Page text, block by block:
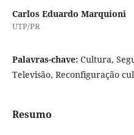
Carlos Eduardo Marquioni
UTP/PR
Palavras-chave: Cultura,
Televisão, Reconfiguração
Resumo